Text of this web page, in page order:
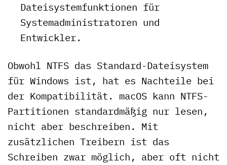
Dateisystemfunktionen für
Systemadministratoren und
Entwickler.
Obwohl NTFS das Standard-Dateisystem
für Windows ist, hat es Nachteile bei
der Kompatibilität. macOS kann NTFS-
Partitionen standardmäßig nur lesen,
nicht aber beschreiben. Mit
zusätzlichen Treibern ist das
Schreiben zwar möglich, aber oft nicht